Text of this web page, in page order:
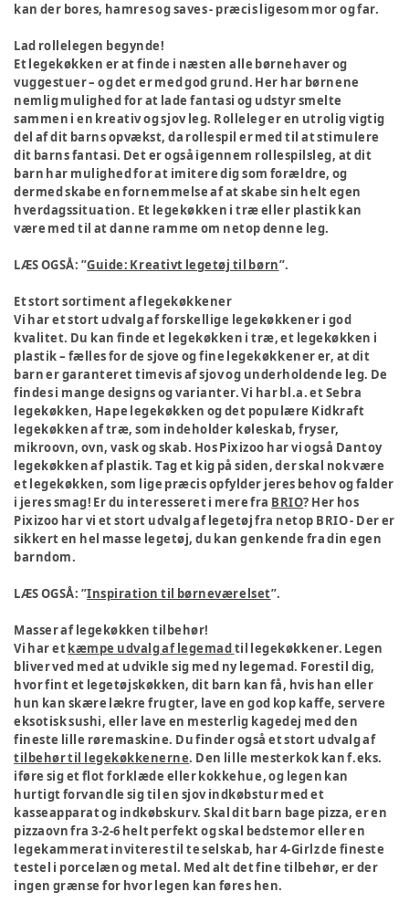
kan der bores, hamres og saves - præcis ligesom mor og far.
Lad rollelegen begynde!
Et legekøkken er at finde i næsten alle børnehaver og
vuggestuer – og det er med god grund. Her har børnene
nemlig mulighed for at lade fantasi og udstyr smelte
sammen i en kreativ og sjov leg. Rolleleg er en utrolig vigtig
del af dit barns opvækst, da rollespil er med til at stimulere
dit barns fantasi. Det er også igennem rollespilsleg, at dit
barn har mulighed for at imitere dig som forældre, og
dermed skabe en fornemmelse af at skabe sin helt egen
hverdagssituation. Et legekøkken i træ eller plastik kan
være med til at danne ramme om netop denne leg.
LÆS OGSÅ: ”Guide: Kreativt legetøj til børn”.
Et stort sortiment af legekøkkener
Vi har et stort udvalg af forskellige legekøkkener i god
kvalitet. Du kan finde et legekøkken i træ, et legekøkken i
plastik – fælles for de sjove og fine legekøkkener er, at dit
barn er garanteret timevis af sjov og underholdende leg. De
findes i mange designs og varianter. Vi har bl.a. et Sebra
legekøkken, Hape legekøkken og det populære Kidkraft
legekøkken af træ, som indeholder køleskab, fryser,
mikroovn, ovn, vask og skab. Hos Pixizoo har vi også Dantoy
legekøkken af plastik. Tag et kig på siden, der skal nok være
et legekøkken, som lige præcis opfylder jeres behov og falder
i jeres smag! Er du interesseret i mere fra BRIO? Her hos
Pixizoo har vi et stort udvalg af legetøj fra netop BRIO - Der er
sikkert en hel masse legetøj, du kan genkende fra din egen
barndom.
LÆS OGSÅ: ”Inspiration til børneværelset”.
Masser af legekøkken tilbehør!
Vi har etkæmpe udvalg af legemadtil legekøkkener. Legen
bliver ved med at udvikle sig med ny legemad. Forestil dig,
hvor fint et legetøjskøkken, dit barn kan få, hvis han eller
hun kan skære lækre frugter, lave en god kop kaffe, servere
eksotisk sushi, eller lave en mesterlig kagedej med den
fineste lille røremaskine. Du finder også et stort udvalg af
tilbehør til legekøkkenerne. Den lille mesterkok kan f.eks.
iføre sig et flot forklæde eller kokkehue, og legen kan
hurtigt forvandle sig til en sjov indkøbstur med et
kasseapparat og indkøbskurv. Skal dit barn bage pizza, er en
pizzaovn fra 3-2-6 helt perfekt og skal bedstemor eller en
legekammerat inviteres til te selskab, har 4-Girlz de fineste
testel i porcelæn og metal. Med alt det fine tilbehør, er der
ingen grænse for hvor legen kan føres hen.